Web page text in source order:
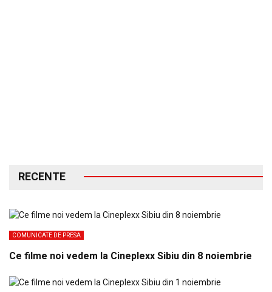
RECENTE
COMUNICATE DE PRESA
Ce filme noi vedem la Cineplexx Sibiu din 8 noiembrie